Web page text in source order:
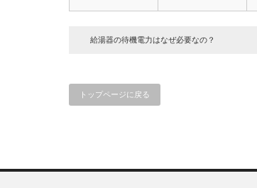
給湯器の待機電力はなぜ必要なの？
トップページに戻る